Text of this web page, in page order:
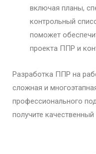
включая планы,
контрольный
поможет
проекта ППР и
Разработка ППР на
сложная и
профессионального
получите